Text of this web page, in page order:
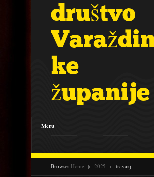
društvo
ke
županije
Menu
Browse: Home 2025 travanj